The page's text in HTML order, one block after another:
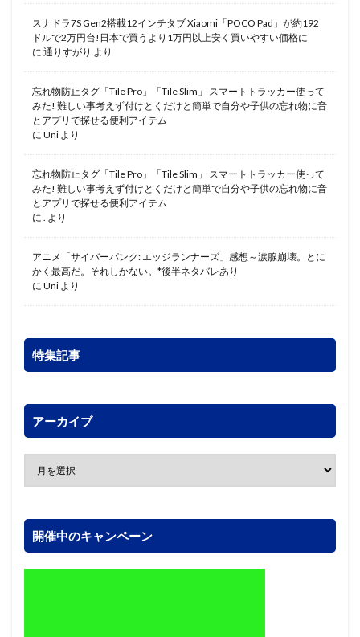
スナドラ7S Gen2搭載12インチタブ Xiaomi「POCO Pad」が約192
ドルで2万円台!日本で買うより1万円以上安く買いやすい価格に
に 通りすがり より
忘れ物防止タグ「Tile Pro」「Tile Slim」 スマートトラッカー使って
みた! 難しい事考えず付けとくだけと簡単で自分や子供の忘れ物に音
とアプリで探せる便利アイテム
に Uni より
忘れ物防止タグ「Tile Pro」「Tile Slim」 スマートトラッカー使って
みた! 難しい事考えず付けとくだけと簡単で自分や子供の忘れ物に音
とアプリで探せる便利アイテム
に . より
アニメ「サイバーパンク: エッジランナーズ」感想～涙腺崩壊。とに
かく最高だ。それしかない。*後半ネタバレあり
に Uni より
特集記事
アーカイブ
開催中のキャンペーン